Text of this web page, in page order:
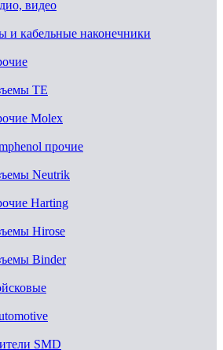
видео
и кабельные наконечники
TE
Molex
прочие
Neutrik
Harting
Hirose
Binder
SMD